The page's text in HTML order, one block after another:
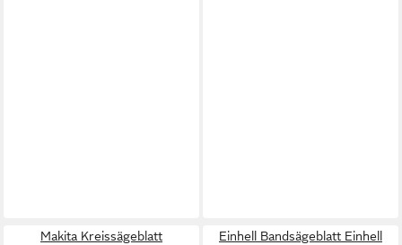
Makita Kreissägeblatt
Einhell Bandsägeblatt Einhell